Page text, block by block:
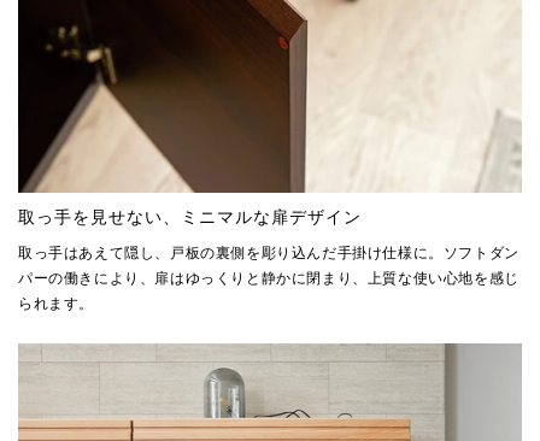
取っ手を見せない、ミニマルな扉デザイン
取っ手はあえて隠し、戸板の裏側を彫り込んだ手掛け仕様に。ソフトダン
パーの働きにより、扉はゆっくりと静かに閉まり、上質な使い心地を感じ
られます。